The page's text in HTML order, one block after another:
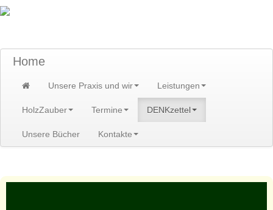
Home
Unsere Praxis und wir Leistungen
HolzZauber Termine DENKzettel
Unsere Bücher Kontakte